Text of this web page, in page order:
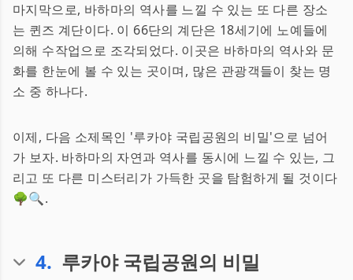
마지막으로, 바하마의 역사를 느낄 수 있는 또 다른 장소
는 퀸즈 계단이다. 이 66단의 계단은 18세기에 노예들에
의해 수작업으로 조각되었다. 이곳은 바하마의 역사와 문
화를 한눈에 볼 수 있는 곳이며, 많은 관광객들이 찾는 명
소 중 하나다.
이제, 다음 소제목인 '루카야 국립공원의 비밀'으로 넘어
가 보자. 바하마의 자연과 역사를 동시에 느낄 수 있는, 그
리고 또 다른 미스터리가 가득한 곳을 탐험하게 될 것이다
🌳🔍.
4. 루카야 국립공원의 비밀